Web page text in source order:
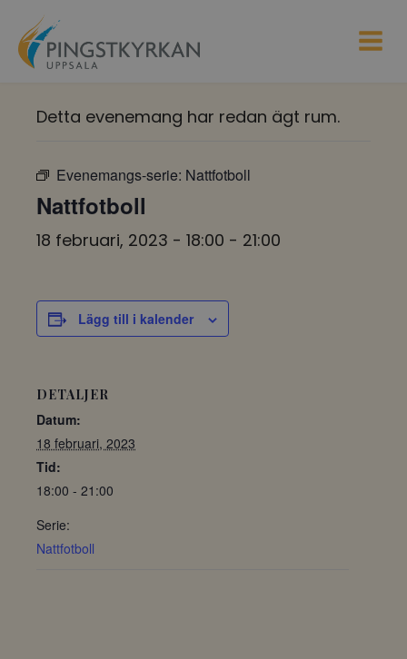
Detta evenemang har redan ägt rum.
Evenemangs-serie: Nattfotboll
Nattfotboll
18 februari, 2023 - 18:00 - 21:00
Lägg till i kalender
DETALJER
Datum:
18 februari, 2023
Tid:
18:00 - 21:00
Serie:
Nattfotboll